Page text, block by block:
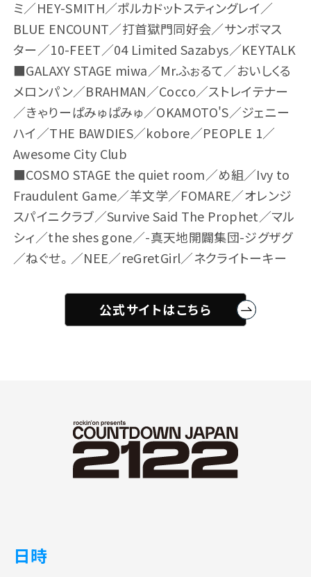
ミ／HEY-SMITH／ポルカドットスティングレイ／
BLUE ENCOUNT／打首獄門同好会／サンボマス
ター／10-FEET／04 Limited Sazabys／KEYTALK
■GALAXY STAGE miwa／Mr.ふぉるて／おいしくる
メロンパン／BRAHMAN／Cocco／ストレイテナー
／きゃりーぱみゅぱみゅ／OKAMOTO'S／ジェニー
ハイ／THE BAWDIES／kobore／PEOPLE 1／
Awesome City Club
■COSMO STAGE the quiet room／め組／Ivy to
Fraudulent Game／羊文学／FOMARE／オレンジ
スパイニクラブ／Survive Said The Prophet／マル
シィ／the shes gone／-真天地開闢集団-ジグザグ
／ねぐせ。／NEE／reGretGirl／ネクライトーキー
公式サイトはこちら
日時